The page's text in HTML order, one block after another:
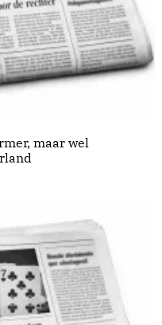
maar wel